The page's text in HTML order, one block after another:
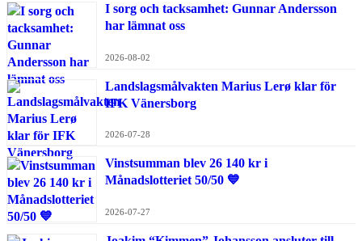
I sorg och tacksamhet: Gunnar Andersson
har lämnat oss
2026-08-02
Landslagsmålvakten Marius Lerø klar för
IFK Vänersborg
2026-07-28
Vinstsumman blev 26 140 kr i
Månadslotteriet 50/50 💙
2026-07-27